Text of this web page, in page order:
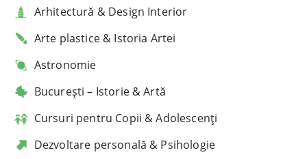
Arhitectură & Design Interior
Arte plastice & Istoria Artei
Astronomie
București – Istorie & Artă
Cursuri pentru Copii & Adolescenți
Dezvoltare personală & Psihologie